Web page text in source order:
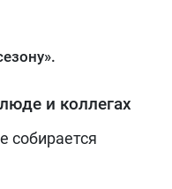
и коллегах
собирается